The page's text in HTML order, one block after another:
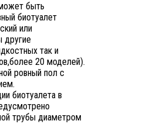
быть
биотуалет
или
другие
так и
20 моделей).
ровный пол с
биотуалета в
трубы диаметром